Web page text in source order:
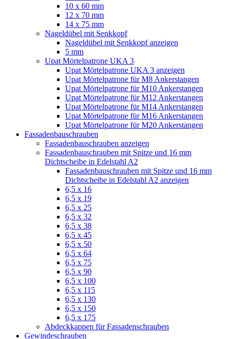
10 x 60 mm
12 x 70 mm
14 x 75 mm
Nageldübel mit Senkkopf
Nageldübel mit Senkkopf anzeigen
5 mm
Upat Mörtelpatrone UKA 3
Upat Mörtelpatrone UKA 3 anzeigen
Upat Mörtelpatrone für M8 Ankerstangen
Upat Mörtelpatrone für M10 Ankerstangen
Upat Mörtelpatrone für M12 Ankerstangen
Upat Mörtelpatrone für M14 Ankerstangen
Upat Mörtelpatrone für M16 Ankerstangen
Upat Mörtelpatrone für M20 Ankerstangen
Fassadenbauschrauben
Fassadenbauschrauben anzeigen
Fassadenbauschrauben mit Spitze und 16 mm
Dichtscheibe in Edelstahl A2
Fassadenbauschrauben mit Spitze und 16 mm
Dichtscheibe in Edelstahl A2 anzeigen
6,5 x 16
6,5 x 19
6,5 x 25
6,5 x 32
6,5 x 38
6,5 x 45
6,5 x 50
6,5 x 64
6,5 x 75
6,5 x 90
6,5 x 100
6,5 x 115
6,5 x 130
6,5 x 150
6,5 x 175
Abdeckkappen für Fassadenschrauben
Gewindeschrauben